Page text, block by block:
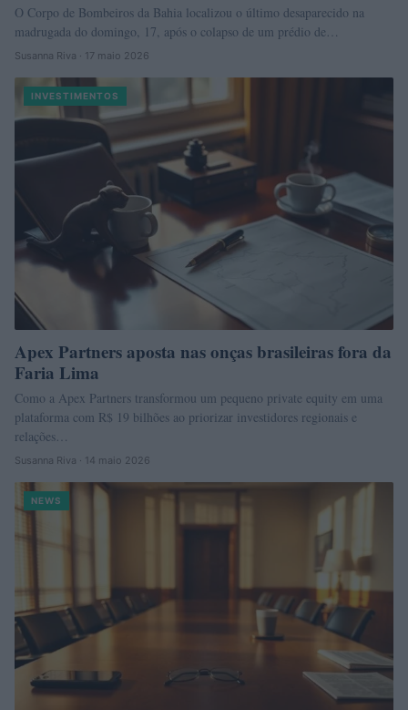
O Corpo de Bombeiros da Bahia localizou o último desaparecido na
madrugada do domingo, 17, após o colapso de um prédio de…
Susanna Riva · 17 maio 2026
INVESTIMENTOS
Apex Partners aposta nas onças brasileiras fora da
Faria Lima
Como a Apex Partners transformou um pequeno private equity em uma
plataforma com R$ 19 bilhões ao priorizar investidores regionais e
relações…
Susanna Riva · 14 maio 2026
NEWS